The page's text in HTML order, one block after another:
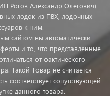
Рогов Александр Олегович)
лодок из ПВХ, лодочных
к ним.
сайтом вы автоматически
и то, что представленные
от фактического
Такой Товар не считается
соответствует сопутствующей
данного товара.